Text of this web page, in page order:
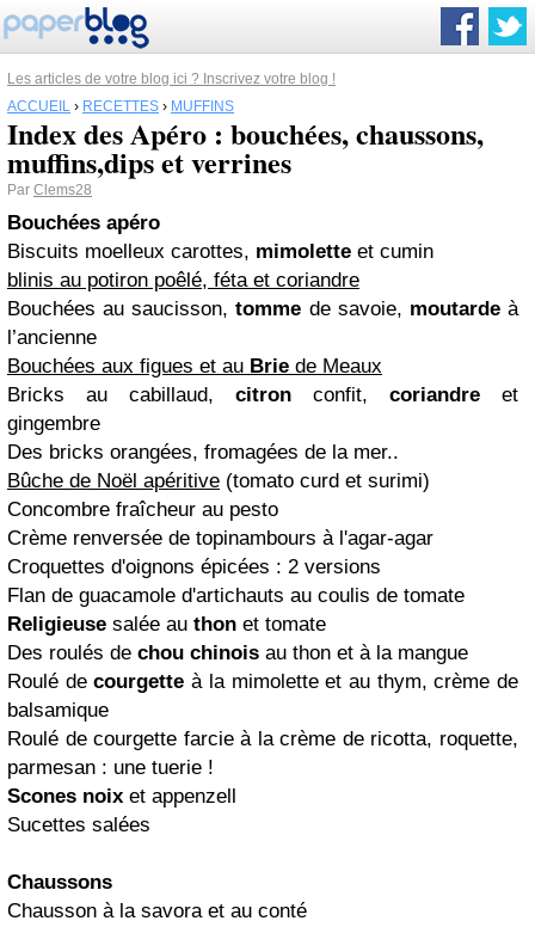
Les articles de votre blog ici ? Inscrivez votre blog !
ACCUEIL › RECETTES › MUFFINS
Index des Apéro : bouchées, chaussons,
muffins,dips et verrines
Par Clems28
Bouchées apéro
Biscuits moelleux carottes, mimolette et cumin
blinis au potiron poêlé, féta et coriandre
Bouchées au saucisson,tomme de savoie, moutardeà
l’ancienne
Bouchées aux figues et au Brie de Meaux
Bricks au cabillaud, citron confit, coriandre et
gingembre
Des bricks orangées, fromagées de la mer..
Bûche de Noël apéritive (tomato curd et surimi)
Concombre fraîcheur au pesto
Crème renversée de topinambours à l'agar-agar
Croquettes d'oignons épicées : 2 versions
Flan de guacamole d'artichauts au coulis de tomate
Religieuse salée au thon et tomate
Des roulés de chou chinois au thon et à la mangue
Roulé decourgette à la mimolette et au thym, crème de
balsamique
Roulé de courgette farcie à la crème de ricotta, roquette,
parmesan : une tuerie !
Scones noix et appenzell
Sucettes salées
Chaussons
Chausson à la savora et au conté